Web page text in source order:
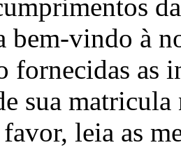
bem-vindo à
fornecidas as
sua
leia as